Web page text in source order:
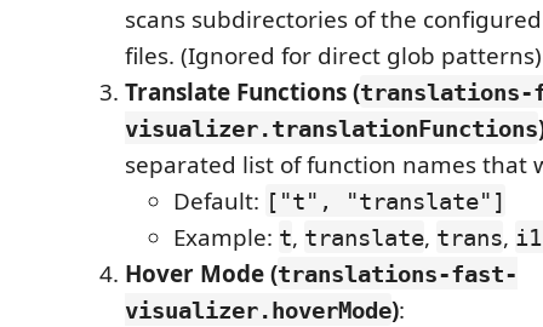
scans subdirectories of the
files. (Ignored for direct glob
Translate Functions (translations-
visualizer.translationFunctions
separated list of function names that
Default: ["t", "translate"]
Example: t, translate, trans,
Hover Mode (translations-fast-
visualizer.hoverMode):